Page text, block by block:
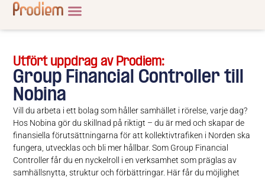
Utfört uppdrag av Prodiem:
Group Financial Controller till
Nobina
Vill du arbeta i ett bolag som håller samhället i rörelse, varje dag?
Hos Nobina gör du skillnad på riktigt – du är med och skapar de
finansiella förutsättningarna för att kollektivtrafiken i Norden ska
fungera, utvecklas och bli mer hållbar. Som Group Financial
Controller får du en nyckelroll i en verksamhet som präglas av
samhällsnytta, struktur och förbättringar. Här får du möjlighet